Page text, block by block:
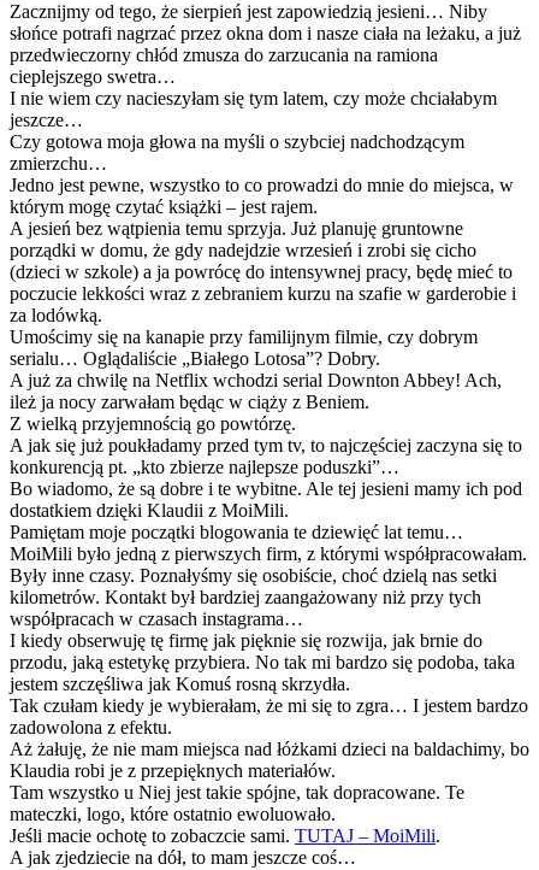
Zacznijmy od tego, że sierpień jest zapowiedzią jesieni… Niby
słońce potrafi nagrzać przez okna dom i nasze ciała na leżaku, a już
przedwieczorny chłód zmusza do zarzucania na ramiona
cieplejszego swetra…
I nie wiem czy nacieszyłam się tym latem, czy może chciałabym
jeszcze…
Czy gotowa moja głowa na myśli o szybciej nadchodzącym
zmierzchu…
Jedno jest pewne, wszystko to co prowadzi do mnie do miejsca, w
którym mogę czytać książki – jest rajem.
A jesień bez wątpienia temu sprzyja. Już planuję gruntowne
porządki w domu, że gdy nadejdzie wrzesień i zrobi się cicho
(dzieci w szkole) a ja powrócę do intensywnej pracy, będę mieć to
poczucie lekkości wraz z zebraniem kurzu na szafie w garderobie i
za lodówką.
Umościmy się na kanapie przy familijnym filmie, czy dobrym
serialu… Oglądaliście „Białego Lotosa”? Dobry.
A już za chwilę na Netflix wchodzi serial Downton Abbey! Ach,
ileż ja nocy zarwałam będąc w ciąży z Beniem.
Z wielką przyjemnością go powtórzę.
A jak się już poukładamy przed tym tv, to najczęściej zaczyna się to
konkurencją pt. „kto zbierze najlepsze poduszki”…
Bo wiadomo, że są dobre i te wybitne. Ale tej jesieni mamy ich pod
dostatkiem dzięki Klaudii z MoiMili.
Pamiętam moje początki blogowania te dziewięć lat temu…
MoiMili było jedną z pierwszych firm, z którymi współpracowałam.
Były inne czasy. Poznałyśmy się osobiście, choć dzielą nas setki
kilometrów. Kontakt był bardziej zaangażowany niż przy tych
współpracach w czasach instagrama…
I kiedy obserwuję tę firmę jak pięknie się rozwija, jak brnie do
przodu, jaką estetykę przybiera. No tak mi bardzo się podoba, taka
jestem szczęśliwa jak Komuś rosną skrzydła.
Tak czułam kiedy je wybierałam, że mi się to zgra… I jestem bardzo
zadowolona z efektu.
Aż żałuję, że nie mam miejsca nad łóżkami dzieci na baldachimy, bo
Klaudia robi je z przepięknych materiałów.
Tam wszystko u Niej jest takie spójne, tak dopracowane. Te
mateczki, logo, które ostatnio ewoluowało.
Jeśli macie ochotę to zobaczcie sami. TUTAJ – MoiMili.
A jak zjedziecie na dół, to mam jeszcze coś…